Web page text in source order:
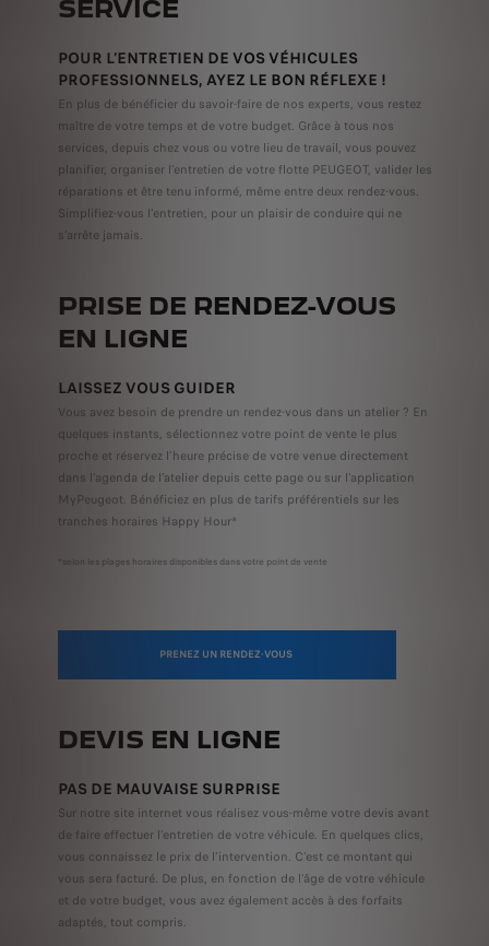
SERVICE
POUR L’ENTRETIEN DE VOS VÉHICULES
PROFESSIONNELS, AYEZ LE BON RÉFLEXE !
En plus de bénéficier du savoir-faire de nos experts, vous restez
maître de votre temps et de votre budget. Grâce à tous nos
services, depuis chez vous ou votre lieu de travail, vous pouvez
planifier, organiser l’entretien de votre flotte PEUGEOT, valider les
réparations et être tenu informé, même entre deux rendez-vous.
Simplifiez-vous l’entretien, pour un plaisir de conduire qui ne
s’arrête jamais.
PRISE DE RENDEZ-VOUS
EN LIGNE
LAISSEZ VOUS GUIDER
Vous avez besoin de prendre un rendez-vous dans un atelier ? En
quelques instants, sélectionnez votre point de vente le plus
proche et réservez l’heure précise de votre venue directement
dans l’agenda de l’atelier depuis cette page ou sur l’application
MyPeugeot. Bénéficiez en plus de tarifs préférentiels sur les
tranches horaires Happy Hour*
*selon les plages horaires disponibles dans votre point de vente
PRENEZ UN RENDEZ-VOUS
DEVIS EN LIGNE
PAS DE MAUVAISE SURPRISE
Sur notre site internet vous réalisez vous-même votre devis avant
de faire effectuer l’entretien de votre véhicule. En quelques clics,
vous connaissez le prix de l’intervention. C’est ce montant qui
vous sera facturé. De plus, en fonction de l’âge de votre véhicule
et de votre budget, vous avez également accès à des forfaits
adaptés, tout compris.